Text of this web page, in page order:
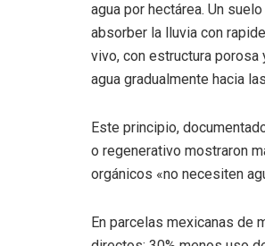
agua por hectárea. Un
absorber la lluvia con
vivo, con estructura porosa
agua gradualmente hacia
Este principio,
o regenerativo mostraron
orgánicos «no necesiten
En parcelas mexicanas de